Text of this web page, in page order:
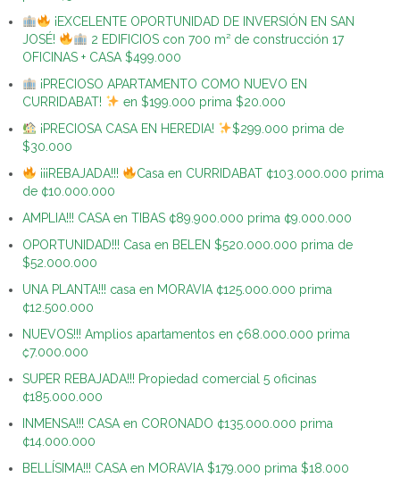
¡EXCELENTE OPORTUNIDAD DE INVERSIÓN EN SAN
JOSÉ!
2 EDIFICIOS con 700 m² de construcción 17
OFICINAS + CASA $499.000
¡PRECIOSO APARTAMENTO COMO NUEVO EN
CURRIDABAT!
en $199.000 prima $20.000
¡PRECIOSA CASA EN HEREDIA!
$299.000 prima de
$30.000
¡¡¡REBAJADA!!!
Casa en CURRIDABAT ¢103.000.000 prima
de ¢10.000.000
AMPLIA!!! CASA en TIBAS ¢89.900.000 prima ¢9.000.000
OPORTUNIDAD!!! Casa en BELEN $520.000.000 prima de
$52.000.000
UNA PLANTA!!! casa en MORAVIA ¢125.000.000 prima
¢12.500.000
NUEVOS!!! Amplios apartamentos en ₡68.000.000 prima
₡7.000.000
SUPER REBAJADA!!! Propiedad comercial 5 oficinas
¢185.000.000
INMENSA!!! CASA en CORONADO ¢135.000.000 prima
¢14.000.000
BELLÍSIMA!!! CASA en MORAVIA $179.000 prima $18.000